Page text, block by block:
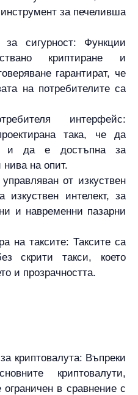
за печеливша
сигурност: Функции
криптиране и
гарантират, че
на потребителите са
интерфейс:
така, че да
и да е достъпна за
нива на опит.
от изкуствен
изкуствен интелект, за
и навременни пазарни
на таксите: Таксите са
скрити такси, което
и прозрачността.
криптовалута: Въпреки
криптовалути,
в сравнение с